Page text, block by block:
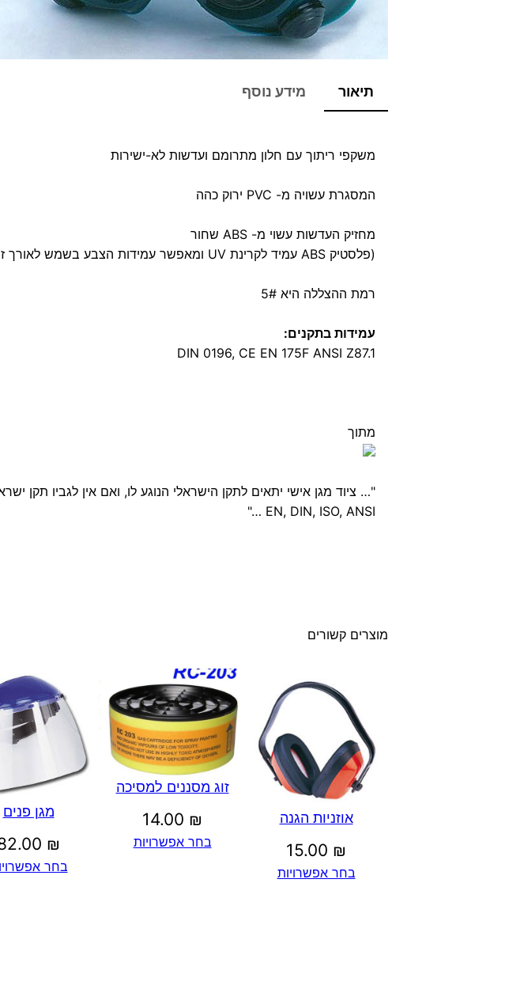
תיאור מידע נוסף
משקפי ריתוך עם חלון מתרומם ועדשות לא-ישירות
המסגרת עשויה מ- PVC ירוק כהה
מחזיק העדשות עשוי מ- ABS שחור
(פלסטיק ABS עמיד לקרינת UV ומאפשר עמידות הצבע בשמש לאורך זמן)
רמת ההצללה היא 5#
עמידות בתקנים:
DIN 0196, CE EN 175F ANSI Z87.1
מתוך
"… ציוד מגן אישי יתאים לתקן הישראלי הנוגע לו, ואם אין לגביו תקן
EN, DIN, ISO, ANSI …"
מוצרים קשורים
אוזניות הגנה
15.00 ₪
בחר אפשרויות
זוג מסננים למסיכה
14.00 ₪
בחר אפשרויות
מגן פנים
₪
בחר